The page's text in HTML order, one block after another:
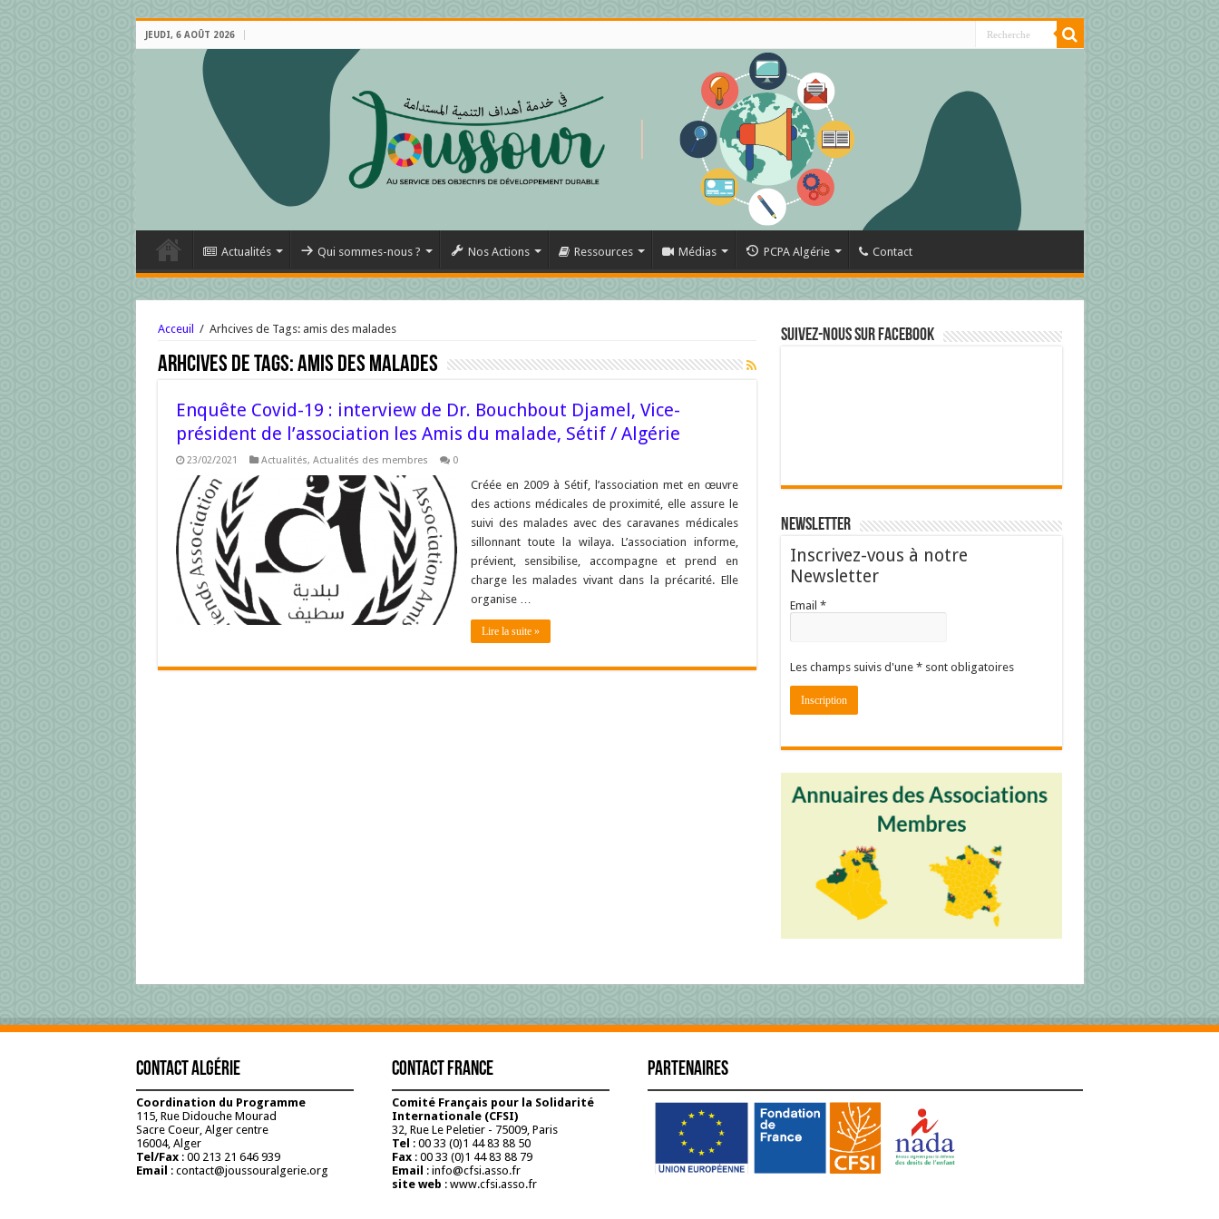
JEUDI, 6 AOÛT 2026
Actualités Qui sommes-nous ? Nos Actions Ressources Médias PCPA Algérie Contact
Acceuil / Arhcives de Tags: amis des malades
Arhcives de Tags:amis des malades
Enquête Covid-19 : interview de Dr. Bouchbout Djamel, Vice-
président de l’association les Amis du malade, Sétif / Algérie
23/02/2021 Actualités, Actualités des membres 0
Créée en 2009 à Sétif, l’association met en œuvre
des actions médicales de proximité, elle assure le
suivi des malades avec des caravanes médicales
sillonnant toute la wilaya. L’association informe,
prévient, sensibilise, accompagne et prend en
charge les malades vivant dans la précarité. Elle
organise …
Lire la suite »
Suivez-nous sur Facebook
Newsletter
Inscrivez-vous à notre
Newsletter
Email *
Les champs suivis d'une * sont obligatoires
Contact Algérie
Coordination du Programme
115, Rue Didouche Mourad
Sacre Coeur, Alger centre
16004, Alger
Tel/Fax: 00 213 21 646 939
Email : contact@joussouralgerie.org
Contact France
Comité Français pour la Solidarité
Internationale (CFSI)
32, Rue Le Peletier - 75009, Paris
Tel : 00 33 (0)1 44 83 88 50
Fax: 00 33 (0)1 44 83 88 79
Email : info@cfsi.asso.fr
site web : www.cfsi.asso.fr
Partenaires